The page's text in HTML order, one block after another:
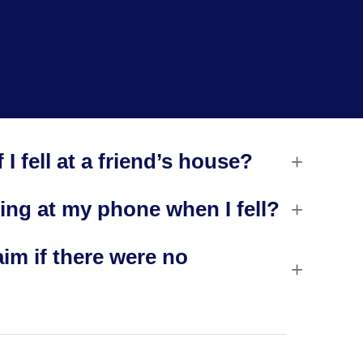
I fell at a friend’s house?
at my phone when I fell?
if there were no